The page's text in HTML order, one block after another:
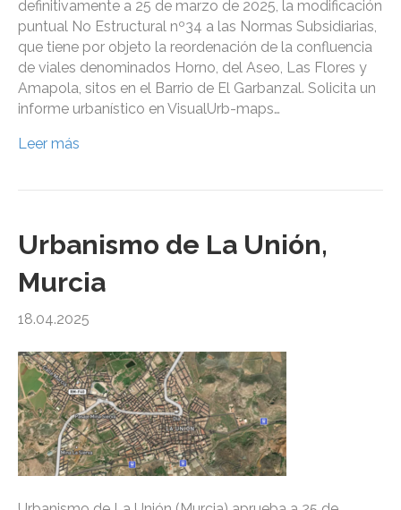
definitivamente a 25 de marzo de 2025, la modificación
puntual No Estructural nº34 a las Normas Subsidiarias,
que tiene por objeto la reordenación de la confluencia
de viales denominados Horno, del Aseo, Las Flores y
Amapola, sitos en el Barrio de El Garbanzal. Solicita un
informe urbanístico en VisualUrb-maps…
Leer más
Urbanismo de La Unión,
Murcia
18.04.2025